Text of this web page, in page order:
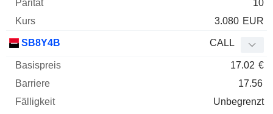
10
3.080 EUR
SB8Y4B CALL
17.02 €
17.56
Unbegrenzt